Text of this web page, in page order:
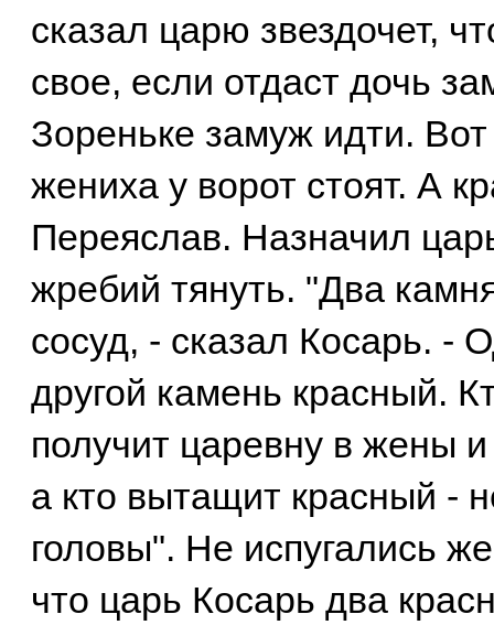
сказал царю звездочет,
свое, если отдаст дочь
Зореньке замуж идти.
жениха у ворот стоят. А
Переяслав. Назначил
жребий тянуть. "Два
сосуд, - сказал Косарь. -
другой камень красный.
получит царевну в жены
а кто вытащит красный -
головы". Не испугались
что царь Косарь два